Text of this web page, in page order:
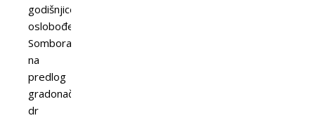
godišnjice
oslobođenja
Sombora,
na
predlog
gradonačelnika
dr